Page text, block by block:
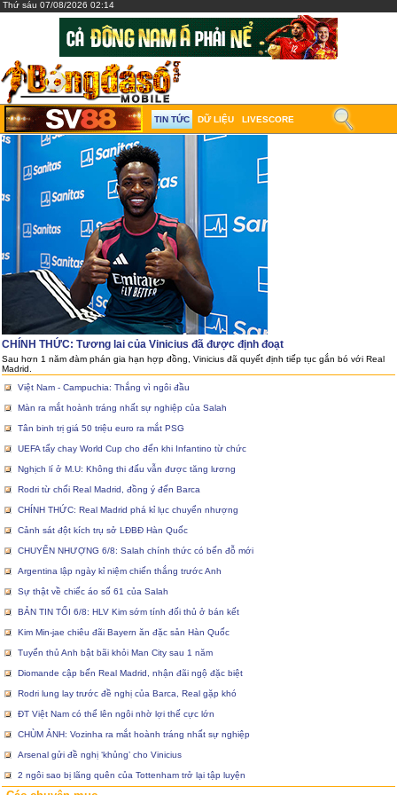
Thứ sáu 07/08/2026 02:14
TIN TỨC DỮ LIỆU LIVESCORE
CHÍNH THỨC: Tương lai của Vinicius đã được định đoạt
Sau hơn 1 năm đàm phán gia hạn hợp đồng, Vinicius đã quyết định tiếp tục gắn bó với Real
Madrid.
Việt Nam - Campuchia: Thắng vì ngôi đầu
Màn ra mắt hoành tráng nhất sự nghiệp của Salah
Tân binh trị giá 50 triệu euro ra mắt PSG
UEFA tẩy chay World Cup cho đến khi Infantino từ chức
Nghịch lí ở M.U: Không thi đấu vẫn được tăng lương
Rodri từ chối Real Madrid, đồng ý đến Barca
CHÍNH THỨC: Real Madrid phá kỉ lục chuyển nhượng
Cảnh sát đột kích trụ sở LĐBĐ Hàn Quốc
CHUYỂN NHƯỢNG 6/8: Salah chính thức có bến đỗ mới
Argentina lập ngày kỉ niệm chiến thắng trước Anh
Sự thật về chiếc áo số 61 của Salah
BẢN TIN TỐI 6/8: HLV Kim sớm tính đối thủ ở bán kết
Kim Min-jae chiêu đãi Bayern ăn đặc sản Hàn Quốc
Tuyển thủ Anh bật bãi khỏi Man City sau 1 năm
Diomande cập bến Real Madrid, nhận đãi ngộ đặc biệt
Rodri lung lay trước đề nghị của Barca, Real gặp khó
ĐT Việt Nam có thể lên ngôi nhờ lợi thế cực lớn
CHÙM ẢNH: Vozinha ra mắt hoành tráng nhất sự nghiệp
Arsenal gửi đề nghị ‘khủng’ cho Vinicius
2 ngôi sao bị lãng quên của Tottenham trở lại tập luyện